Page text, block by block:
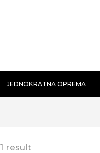
JEDNOKRATNA OPREMA
1 result